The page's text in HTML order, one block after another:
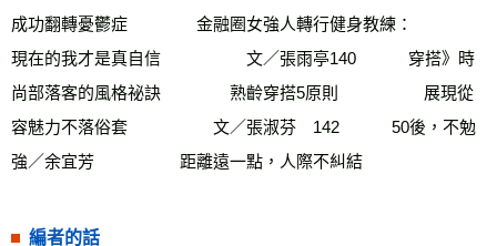
成功翻轉憂鬱症       　　 金融圈女強人轉行健身教練：
現在的我才是真自信　       　　 文／張雨亭140　        穿搭》時
尚部落客的風格祕訣      　　  熟齡穿搭5原則　      　　  展現從
容魅力不落俗套　      　　  文／張淑芬　142　        50後，不勉
強／余宜芳　      　　  距離遠一點，人際不糾結
編者的話